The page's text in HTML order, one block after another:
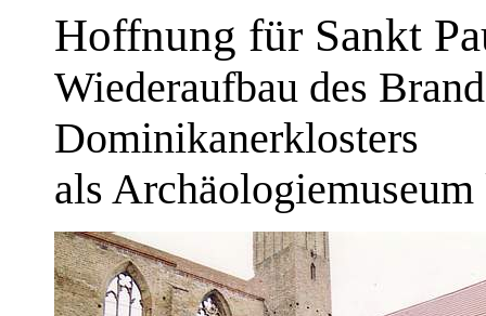
Hoffnung für Sankt
Wiederaufbau des
Dominikanerklosters
als